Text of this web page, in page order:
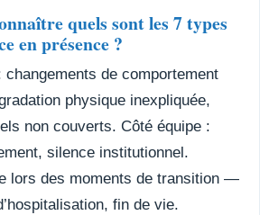
quels sont les 7 types
en présence ?
changements de comportement
physique inexpliquée,
non couverts. Côté équipe :
silence institutionnel.
lors des moments de transition —
fin de vie.